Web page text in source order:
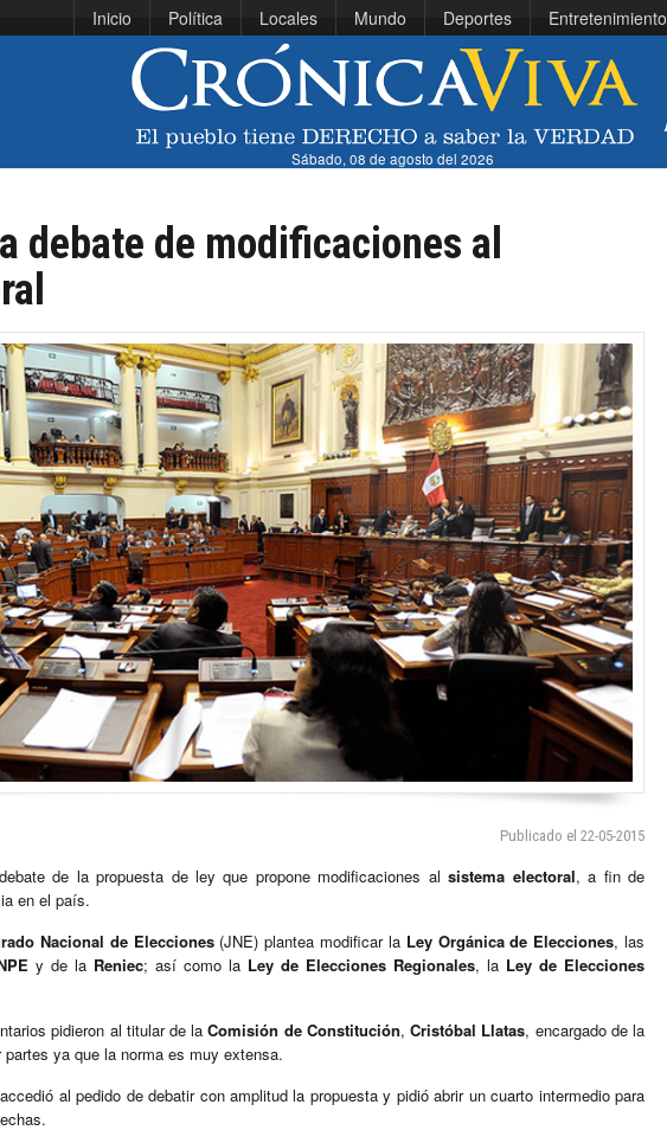
Inicio Política Locales Mundo Deportes Entretenimiento
Sábado, 08 de agosto del 2026
debate de modificaciones al
Publicado el 22-05-2015
de la propuesta de ley que propone modificaciones alsistema electoral, a fin de
en el país.
Nacional de Elecciones(JNE) plantea modificar la Ley Orgánica de Elecciones, las
y de la Reniec; así como la Ley de Elecciones Regionales, la Ley de Elecciones
pidieron al titular de laComisión de Constitución,Cristóbal Llatas, encargado de la
ya que la norma es muy extensa.
al pedido de debatir con amplitud la propuesta y pidió abrir un cuarto intermedio para